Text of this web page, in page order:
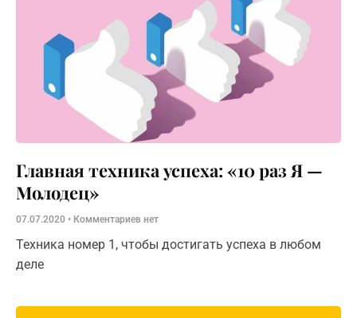
Главная техника успеха: «10 раз Я —
Молодец»
07.07.2020 Комментариев нет
Техника номер 1, чтобы достигать успеха в любом
деле